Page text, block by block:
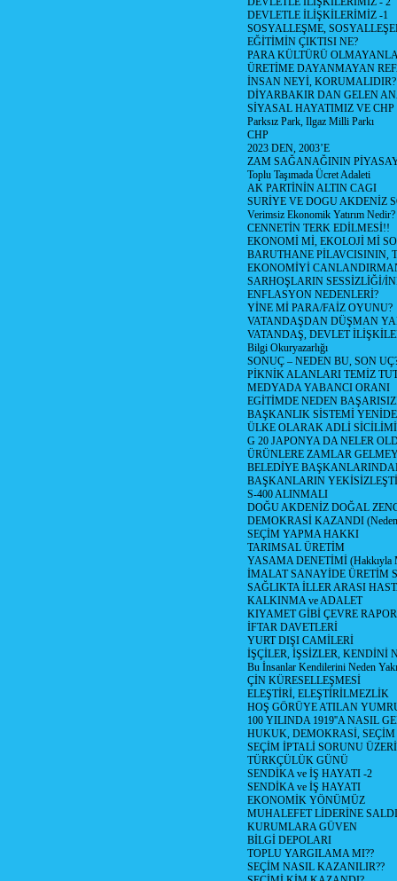
DEVLETLE İLİŞKİLERİMİZ -1
SOSYALLEŞME,
EĞİTİMİN ÇIKTISI NE?
PARA KÜLTÜRÜ
ÜRETİME DAYANMAYAN
İNSAN NEYİ, KORUMALIDIR?
DİYARBAKIR DAN GELEN
SİYASAL HAYATIMIZ VE CHP
Parksız Park, Ilgaz Milli Parkı
CHP
2023 DEN, 2003’E
ZAM SAĞANAĞININ
Toplu Taşımada Ücret Adaleti
AK PARTİNİN ALTIN CAGI
SURİYE VE DOGU AKDENİZ
Verimsiz Ekonomik Yatırım Nedir?
CENNETİN TERK EDİLMESİ!!
EKONOMİ Mİ, EKOLOJİ Mİ
BARUTHANE PİLAVCISININ,
EKONOMİYİ
SARHOŞLARIN SESSİZLİĞİ/
ENFLASYON NEDENLERİ?
YİNE Mİ PARA/FAİZ OYUNU?
VATANDAŞDAN DÜŞMAN
VATANDAŞ, DEVLET
Bilgi Okuryazarlığı
SONUÇ – NEDEN BU, SON
PİKNİK ALANLARI TEMİZ
MEDYADA YABANCI ORANI
EGİTİMDE NEDEN
BAŞKANLIK SİSTEMİ
ÜLKE OLARAK ADLİ
G 20 JAPONYA DA NELER
ÜRÜNLERE ZAMLAR
BELEDİYE
BAŞKANLARIN
S-400 ALINMALI
DOĞU AKDENİZ DOĞAL
DEMOKRASİ KAZANDI (Neden
SEÇİM YAPMA HAKKI
TARIMSAL ÜRETİM
YASAMA DENETİMİ (Hakkıyla
İMALAT SANAYİDE ÜRETİM
SAĞLIKTA İLLER ARASI
KALKINMA ve ADALET
KIYAMET GİBİ ÇEVRE
İFTAR DAVETLERİ
YURT DIŞI CAMİLERİ
İŞÇİLER, İŞSİZLER, KENDİNİ
Bu İnsanlar Kendilerini Neden
ÇİN KÜRESELLEŞMESİ
ELEŞTİRİ, ELEŞTİRİLMEZLİK
HOŞ GÖRÜYE ATILAN
100 YILINDA 1919''A NASIL
HUKUK, DEMOKRASİ, SEÇİM
SEÇİM İPTALİ SORUNU
TÜRKÇÜLÜK GÜNÜ
SENDİKA ve İŞ HAYATI -2
SENDİKA ve İŞ HAYATI
EKONOMİK YÖNÜMÜZ
MUHALEFET LİDERİNE
KURUMLARA GÜVEN
BİLGİ DEPOLARI
TOPLU YARGILAMA MI??
SEÇİM NASIL KAZANILIR??